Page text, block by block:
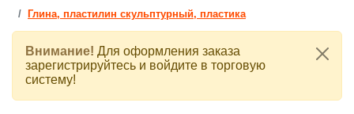
Глина, пластилин скульптурный, пластика
Внимание! Для оформления заказа
зарегистрируйтесь и войдите в торговую
систему!